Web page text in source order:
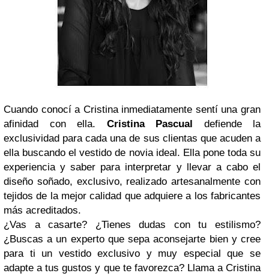
Cuando conocí a Cristina inmediatamente sentí una gran
afinidad con ella. Cristina Pascual defiende la
exclusividad para cada una de sus clientas que acuden a
ella buscando el vestido de novia ideal. Ella pone toda su
experiencia y saber para interpretar y llevar a cabo el
diseño soñado, exclusivo, realizado artesanalmente con
tejidos de la mejor calidad que adquiere a los fabricantes
más acreditados.
¿Vas a casarte? ¿Tienes dudas con tu estilismo?
¿Buscas a un experto que sepa aconsejarte bien y cree
para ti un vestido exclusivo y muy especial que se
adapte a tus gustos y que te favorezca? Llama a Cristina